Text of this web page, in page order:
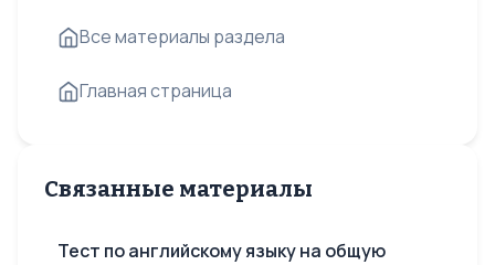
Все материалы раздела
Главная страница
Связанные материалы
Тест по английскому языку на общую